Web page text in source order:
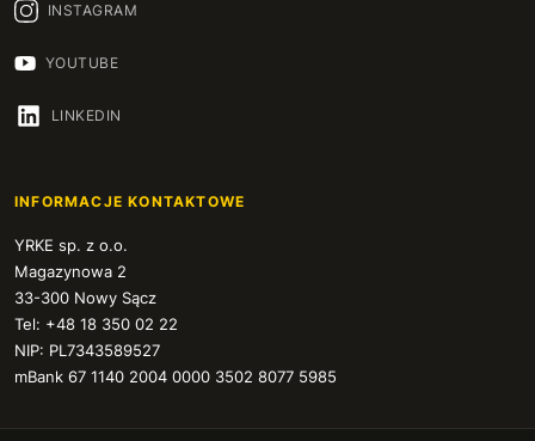
INSTAGRAM
YOUTUBE
LINKEDIN
INFORMACJE KONTAKTOWE
YRKE sp. z o.o.
Magazynowa 2
33-300 Nowy Sącz
Tel: +48 18 350 02 22
NIP: PL7343589527
mBank 67 1140 2004 0000 3502 8077 5985